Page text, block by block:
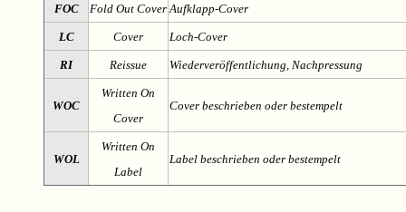
FOC Fold Out Cover Aufklapp-Cover
LC Cover Loch-Cover
RI Reissue Wiederveröffentlichung, Nachpressung
WOC
Written On
Cover
Cover beschrieben oder bestempelt
WOL
Written On
Label
Label beschrieben oder bestempelt